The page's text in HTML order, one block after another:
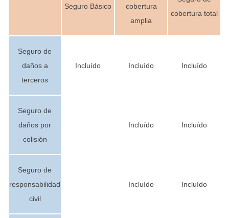
Seguro Básico
cobertura
amplia
cobertura total
Seguro de
daños a
terceros
Incluído Incluído Incluído
Seguro de
daños por
colisión
Incluído Incluído
Seguro de
responsabilidad
civil
Incluído Incluído